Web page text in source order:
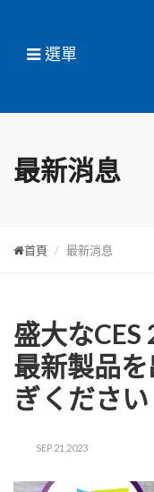
選單
最新消息
首頁 最新消息
盛大な
最新製品
ぎください
SEP 21,2023